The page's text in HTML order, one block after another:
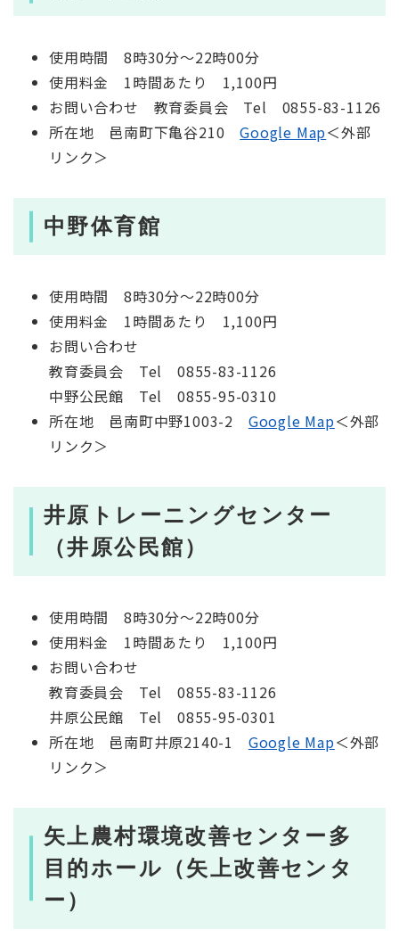
使用時間 8時30分～22時00分
使用料金 1時間あたり 1,100円
お問い合わせ 教育委員会 Tel 0855-83-1126
所在地 邑南町下亀谷210Google Map＜外部
リンク＞
中野体育館
使用時間 8時30分～22時00分
使用料金 1時間あたり 1,100円
お問い合わせ
教育委員会 Tel 0855-83-1126
中野公民館 Tel 0855-95-0310
所在地 邑南町中野1003-2 Google Map＜外部
リンク＞
井原トレーニングセンター
（井原公民館）
使用時間 8時30分～22時00分
使用料金 1時間あたり 1,100円
お問い合わせ
教育委員会 Tel 0855-83-1126
井原公民館 Tel 0855-95-0301
所在地 邑南町井原2140-1 Google Map＜外部
リンク＞
矢上農村環境改善センター多
目的ホール（矢上改善センタ
ー）